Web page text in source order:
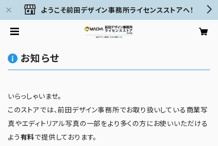
ようこそ前田デザイン事務所ライセンスストアへ！
お知らせ
いらっしゃいませ。
このストアでは、前田デザイン事務所でお取り扱いしている商業写
真やエディトリアル写真の一部をより多くの方にお使いいただける
よう有料で提供しております。